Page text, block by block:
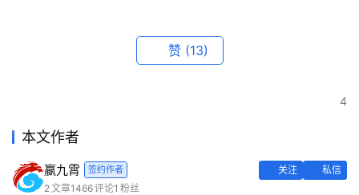
赞 (13)
4
本文作者
嬴九霄 签约作者 关注
私信
2文章1466评论1 粉丝